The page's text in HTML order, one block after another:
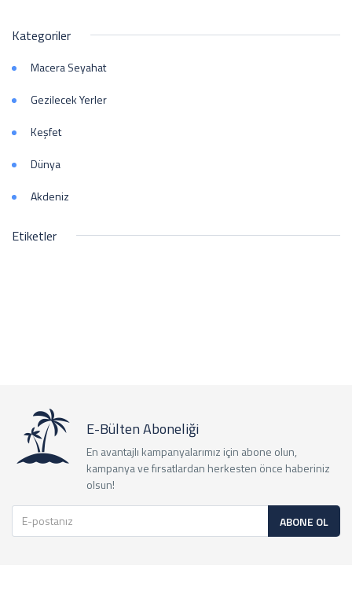
Kategoriler
Macera Seyahat
Gezilecek Yerler
Keşfet
Dünya
Akdeniz
Etiketler
E-Bülten Aboneliği
En avantajlı kampanyalarımız için abone olun,
kampanya ve fırsatlardan herkesten önce haberiniz
olsun!
ABONE OL